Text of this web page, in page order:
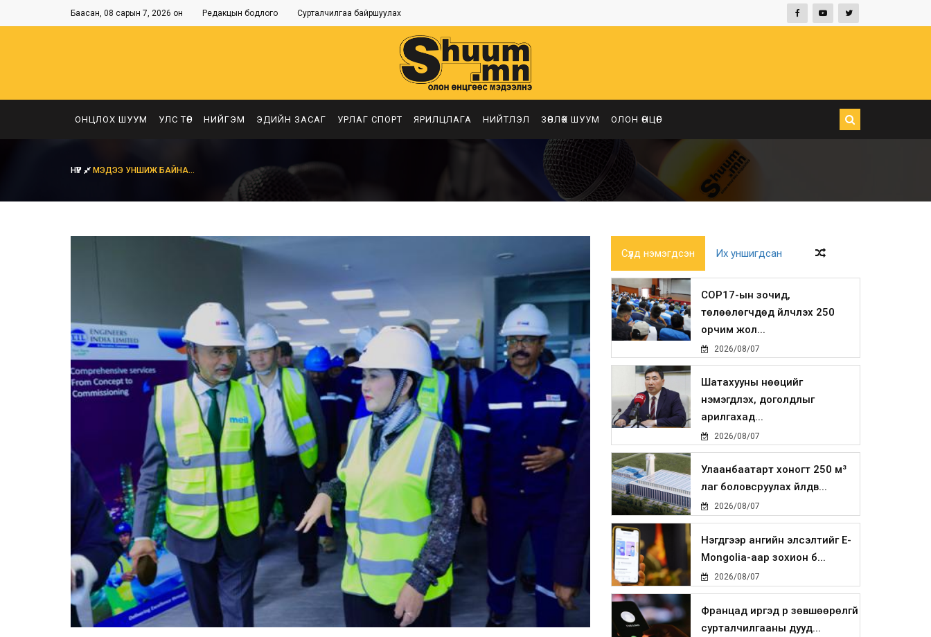
Баасан, 08 сарын 7, 2026 он Редакцын бодлого Сурталчилгаа байршуулах
ОНЦЛОХ ШУУМ УЛС ТӨР НИЙГЭМ ЭДИЙН ЗАСАГ УРЛАГ СПОРТ ЯРИЛЦЛАГА НИЙТЛЭЛ ЗӨВЛӨХ ШУУМ ОЛОН ӨНЦӨГ
НҮҮР МЭДЭЭ УНШИЖ БАЙНА...
Сүүлд нэмэгдсэн Их уншигдсан
COP17-ын зочид,
төлөөлөгчдөд үйлчлэх 250
орчим жол...
2026/08/07
Шатахууны нөөцийг
нэмэгдүүлэх, доголдлыг
арилгахад...
2026/08/07
Улаанбаатарт хоногт 250 м³
лаг боловсруулах үйлдв...
2026/08/07
Нэгдүгээр ангийн элсэлтийг E-
Mongolia-аар зохион б...
2026/08/07
Францад иргэд рүү зөвшөөрөлгүй
сурталчилгааны дууд...